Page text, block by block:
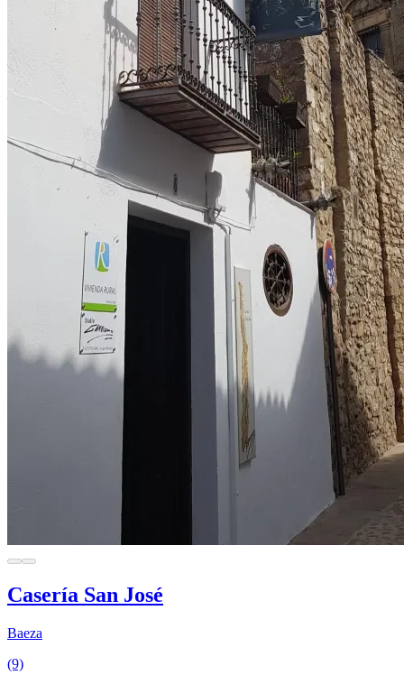
Casería San José
Baeza
(9)